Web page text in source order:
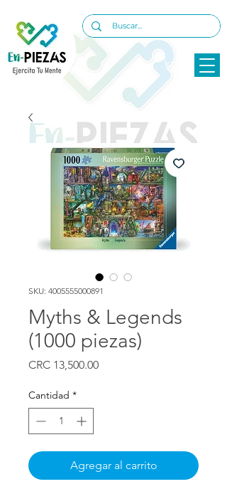
SKU: 4005555000891
Myths & Legends
(1000 piezas)
CRC 13,500.00Precio
Cantidad *
Agregar al carrito